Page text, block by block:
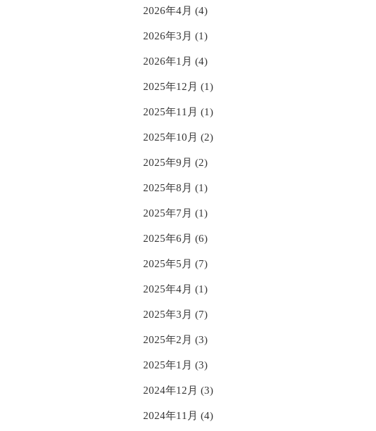
2026年4月 (4)
2026年3月 (1)
2026年1月 (4)
2025年12月 (1)
2025年11月 (1)
2025年10月 (2)
2025年9月 (2)
2025年8月 (1)
2025年7月 (1)
2025年6月 (6)
2025年5月 (7)
2025年4月 (1)
2025年3月 (7)
2025年2月 (3)
2025年1月 (3)
2024年12月 (3)
2024年11月 (4)